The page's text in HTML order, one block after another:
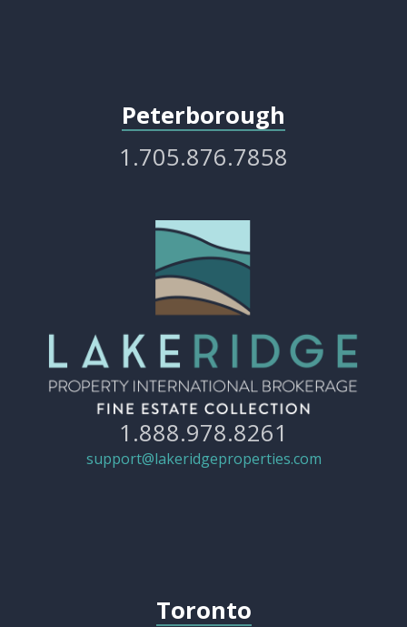
Peterborough
1.705.876.7858
1.888.978.8261
support@lakeridgeproperties.com
Toronto